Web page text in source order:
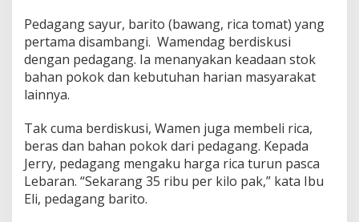
M
a
n
a
d
e
d
a
g
a
n
Pedagang sayur, barito (bawang, rica tomat) yang
pertama disambangi. Wamendag berdiskusi
dengan pedagang. Ia menanyakan keadaan stok
bahan pokok dan kebutuhan harian masyarakat
lainnya.
Tak cuma berdiskusi, Wamen juga membeli rica,
beras dan bahan pokok dari pedagang. Kepada
Jerry, pedagang mengaku harga rica turun pasca
Lebaran. “Sekarang 35 ribu per kilo pak,” kata Ibu
Eli, pedagang barito.